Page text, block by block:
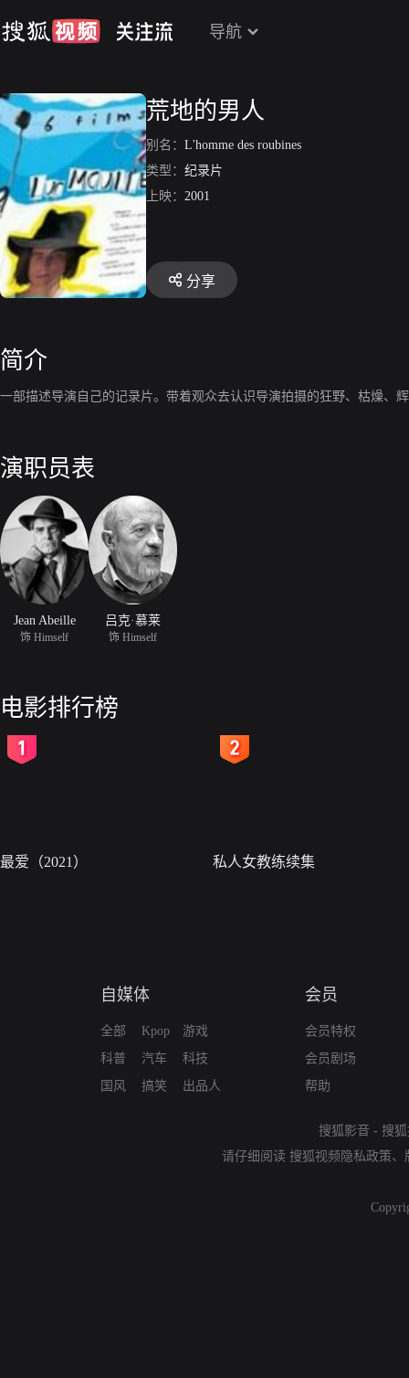
导航
荒地的男人
别名： L'homme des roubines
类型： 纪录片
上映： 2001
分享
简介
一部描述导演自己的记录片。带着观众去认识导演拍摄的狂野、枯燥、
演职员表
Jean Abeille
饰 Himself
吕克·慕莱
饰 Himself
电影排行榜
最爱（2021） 私人女教练续集
自媒体
全部
科普
国风
Kpop
汽车
搞笑
游戏
科技
出品人
会员
会员特权
会员剧场
帮助
搜狐影音 - 搜
请仔细阅读 搜狐视频隐私政策、